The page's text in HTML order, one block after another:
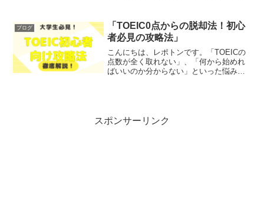
意点を、わかりやすく解説します！レポ
トンこの記事は次のよう...
ブログ
「TOEIC0点からの脱却法！初心
者必見の攻略法」
こんにちは、レポトンです。「TOEICの
点数が全く取れない」、「何から始めれ
ばいいのか分からない」といった悩みを
スポンサーリンク